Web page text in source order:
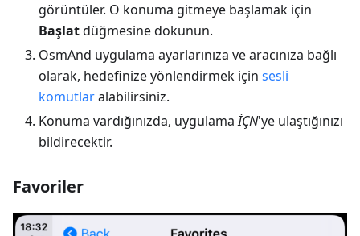
görüntüler. O konuma gitmeye başlamak için
Başlatdüğmesine dokunun.
OsmAnd uygulama ayarlarınıza ve aracınıza bağlı
olarak, hedefinize yönlendirmek için sesli
komutlaralabilirsiniz.
Konuma vardığınızda, uygulamaİÇN'ye ulaştığınızı
bildirecektir.
Favoriler